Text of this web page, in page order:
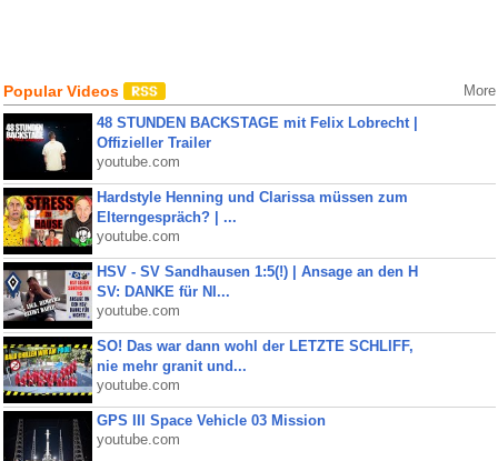
Popular Videos More
48 STUNDEN BACKSTAGE mit Felix Lobrecht |
Offizieller Trailer
youtube.com
Hardstyle Henning und Clarissa müssen zum
Elterngespräch? | ...
youtube.com
HSV - SV Sandhausen 1:5(!) | Ansage an den H
SV: DANKE für NI...
youtube.com
SO! Das war dann wohl der LETZTE SCHLIFF,
nie mehr granit und...
youtube.com
GPS III Space Vehicle 03 Mission
youtube.com